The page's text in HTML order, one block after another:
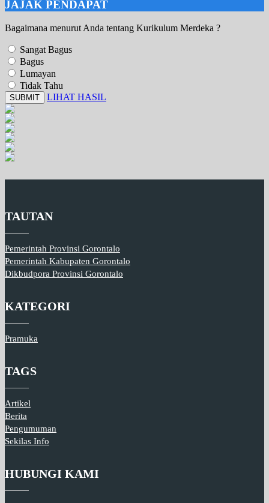
JAJAK PENDAPAT
Bagaimana menurut Anda tentang Kurikulum Merdeka ?
Sangat Bagus
Bagus
Lumayan
Tidak Tahu
SUBMIT LIHAT HASIL
TAUTAN
Pemerintah Provinsi Gorontalo
Pemerintah Kabupaten Gorontalo
Dikbudpora Provinsi Gorontalo
KATEGORI
Pramuka
TAGS
Artikel
Berita
Pengumuman
Sekilas Info
HUBUNGI KAMI